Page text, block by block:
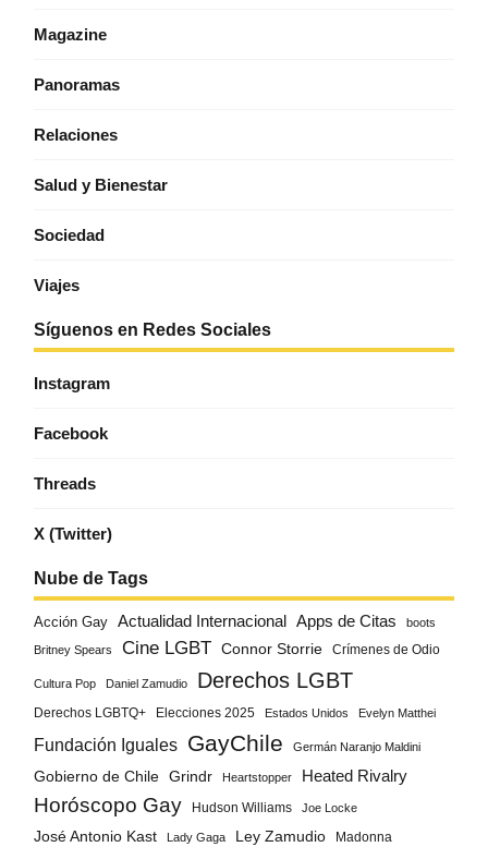
Magazine
Panoramas
Relaciones
Salud y Bienestar
Sociedad
Viajes
Síguenos en Redes Sociales
Instagram
Facebook
Threads
X (Twitter)
Nube de Tags
Acción Gay Actualidad Internacional Apps de Citas boots
Britney Spears Cine LGBT Connor Storrie Crímenes de Odio
Cultura Pop Daniel Zamudio Derechos LGBT
Derechos LGBTQ+ Elecciones 2025 Estados Unidos Evelyn Matthei
Fundación Iguales GayChile Germán Naranjo Maldini
Gobierno de Chile Grindr Heartstopper Heated Rivalry
Horóscopo Gay Hudson Williams Joe Locke
José Antonio Kast Lady Gaga Ley Zamudio Madonna